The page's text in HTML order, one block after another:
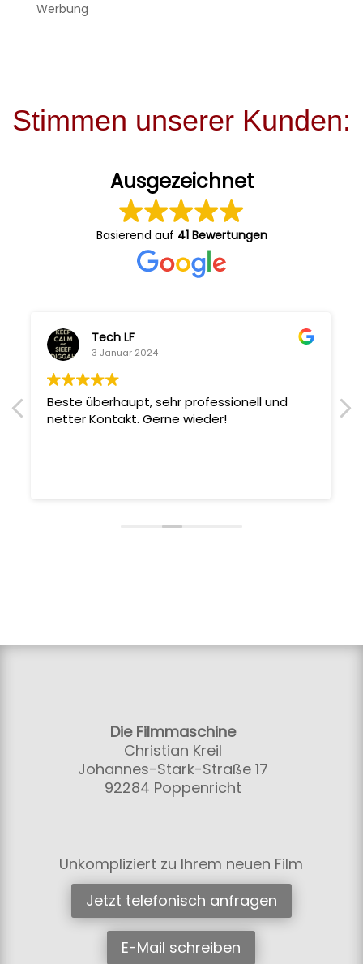
Werbung
Stimmen unserer Kunden:
Ausgezeichnet
Basierend auf 41 Bewertungen
Tech LF
3 Januar 2024
Beste überhaupt, sehr professionell und
netter Kontakt. Gerne wieder!
Die Filmmaschine
Christian Kreil
Johannes-Stark-Straße 17
92284 Poppenricht
Unkompliziert zu Ihrem neuen Film
Jetzt telefonisch anfragen
E-Mail schreiben